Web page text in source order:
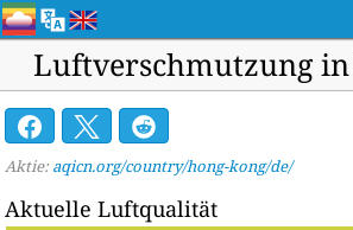
Luftverschmutzung
Aktie: aqicn.org/country/hong-kong/de/
Aktuelle Luftqualität